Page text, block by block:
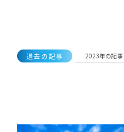
過去の記事
2023年の記事
2023年の記事